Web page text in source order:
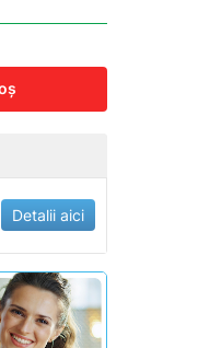
Detalii aici